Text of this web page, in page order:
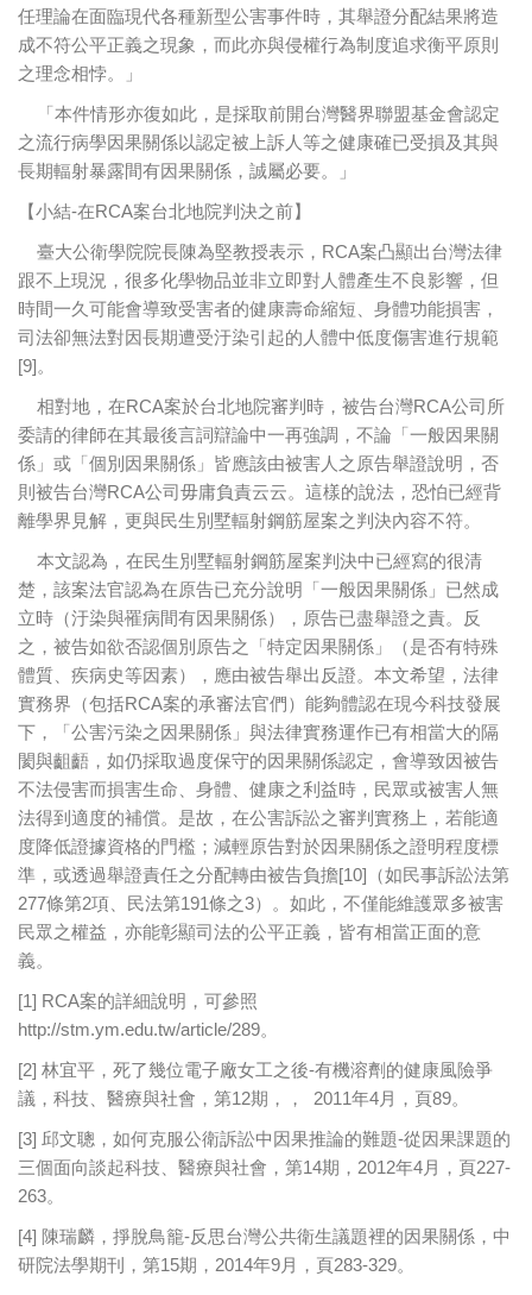
任理論在面臨現代各種新型公害事件時，其舉證分配結果將造
成不符公平正義之現象，而此亦與侵權行為制度追求衡平原則
之理念相悖。」
「本件情形亦復如此，是採取前開台灣醫界聯盟基金會認定
之流行病學因果關係以認定被上訴人等之健康確已受損及其與
長期輻射暴露間有因果關係，誠屬必要。」
【小結-在RCA案台北地院判決之前】
臺大公衛學院院長陳為堅教授表示，RCA案凸顯出台灣法律
跟不上現況，很多化學物品並非立即對人體產生不良影響，但
時間一久可能會導致受害者的健康壽命縮短、身體功能損害，
司法卻無法對因長期遭受汙染引起的人體中低度傷害進行規範
[9]。
相對地，在RCA案於台北地院審判時，被告台灣RCA公司所
委請的律師在其最後言詞辯論中一再強調，不論「一般因果關
係」或「個別因果關係」皆應該由被害人之原告舉證說明，否
則被告台灣RCA公司毋庸負責云云。這樣的說法，恐怕已經背
離學界見解，更與民生別墅輻射鋼筋屋案之判決內容不符。
本文認為，在民生別墅輻射鋼筋屋案判決中已經寫的很清
楚，該案法官認為在原告已充分說明「一般因果關係」已然成
立時（汙染與罹病間有因果關係），原告已盡舉證之責。反
之，被告如欲否認個別原告之「特定因果關係」（是否有特殊
體質、疾病史等因素），應由被告舉出反證。本文希望，法律
實務界（包括RCA案的承審法官們）能夠體認在現今科技發展
下，「公害污染之因果關係」與法律實務運作已有相當大的隔
閡與齟齬，如仍採取過度保守的因果關係認定，會導致因被告
不法侵害而損害生命、身體、健康之利益時，民眾或被害人無
法得到適度的補償。是故，在公害訴訟之審判實務上，若能適
度降低證據資格的門檻；減輕原告對於因果關係之證明程度標
準，或透過舉證責任之分配轉由被告負擔[10]（如民事訴訟法第
277條第2項、民法第191條之3）。如此，不僅能維護眾多被害
民眾之權益，亦能彰顯司法的公平正義，皆有相當正面的意
義。
[1] RCA案的詳細說明，可參照
http://stm.ym.edu.tw/article/289。
[2] 林宜平，死了幾位電子廠女工之後-有機溶劑的健康風險爭
議，科技、醫療與社會，第12期，， 2011年4月，頁89。
[3] 邱文聰，如何克服公衛訴訟中因果推論的難題-從因果課題的
三個面向談起科技、醫療與社會，第14期，2012年4月，頁227-
263。
[4] 陳瑞麟，掙脫鳥籠-反思台灣公共衛生議題裡的因果關係，中
研院法學期刊，第15期，2014年9月，頁283-329。